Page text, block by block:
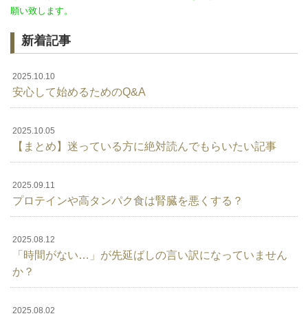
願い致します。
新着記事
2025.10.10
安心して始めるためのQ&A
2025.10.05
【まとめ】迷っている方に絶対読んでもらいたい記事
2025.09.11
プロテインや高タンパク食は腎臓を悪くする？
2025.08.12
「時間がない…」が先延ばしの言い訳になっていません
か？
2025.08.02